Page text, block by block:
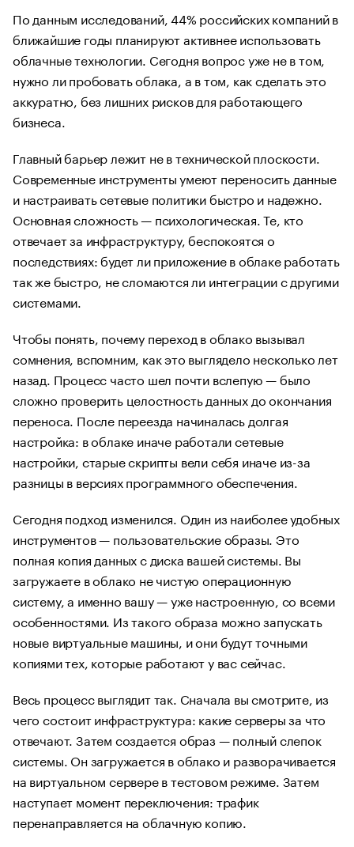
По данным исследований, 44% российских компаний в
ближайшие годы планируют активнее использовать
облачные технологии. Сегодня вопрос уже не в том,
нужно ли пробовать облака, а в том, как сделать это
аккуратно, без лишних рисков для работающего
бизнеса.
Главный барьер лежит не в технической плоскости.
Современные инструменты умеют переносить данные
и настраивать сетевые политики быстро и надежно.
Основная сложность — психологическая. Те, кто
отвечает за инфраструктуру, беспокоятся о
последствиях: будет ли приложение в облаке работать
так же быстро, не сломаются ли интеграции с другими
системами.
Чтобы понять, почему переход в облако вызывал
сомнения, вспомним, как это выглядело несколько лет
назад. Процесс часто шел почти вслепую — было
сложно проверить целостность данных до окончания
переноса. После переезда начиналась долгая
настройка: в облаке иначе работали сетевые
настройки, старые скрипты вели себя иначе из-за
разницы в версиях программного обеспечения.
Сегодня подход изменился. Один из наиболее удобных
инструментов — пользовательские образы. Это
полная копия данных с диска вашей системы. Вы
загружаете в облако не чистую операционную
систему, а именно вашу — уже настроенную, со всеми
особенностями. Из такого образа можно запускать
новые виртуальные машины, и они будут точными
копиями тех, которые работают у вас сейчас.
Весь процесс выглядит так. Сначала вы смотрите, из
чего состоит инфраструктура: какие серверы за что
отвечают. Затем создается образ — полный слепок
системы. Он загружается в облако и разворачивается
на виртуальном сервере в тестовом режиме. Затем
наступает момент переключения: трафик
перенаправляется на облачную копию.